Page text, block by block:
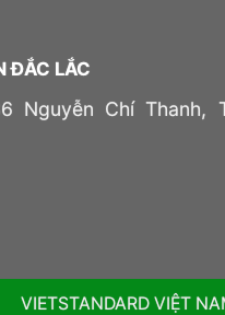
ĐẮC LẮC
Nguyễn Chí Thanh,
VIETSTANDARD VIỆT